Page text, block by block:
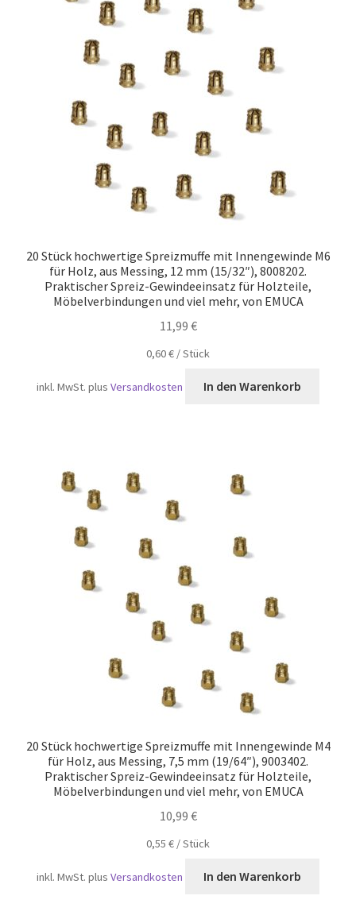
20 Stück hochwertige Spreizmuffe mit Innengewinde M6
für Holz, aus Messing, 12 mm (15/32″), 8008202.
Praktischer Spreiz-Gewindeeinsatz für Holzteile,
Möbelverbindungen und viel mehr, von EMUCA
11,99 €
0,60€ /Stück
inkl. MwSt. plusVersandkosten In den Warenkorb
20 Stück hochwertige Spreizmuffe mit Innengewinde M4
für Holz, aus Messing, 7,5 mm (19/64″), 9003402.
Praktischer Spreiz-Gewindeeinsatz für Holzteile,
Möbelverbindungen und viel mehr, von EMUCA
10,99 €
0,55 € /Stück
inkl. MwSt. plusVersandkosten In den Warenkorb